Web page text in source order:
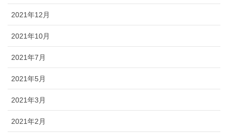
2021年12月
2021年10月
2021年7月
2021年5月
2021年3月
2021年2月